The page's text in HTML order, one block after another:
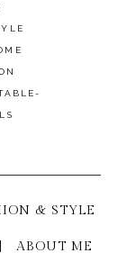
& STYLE
ABOUT ME